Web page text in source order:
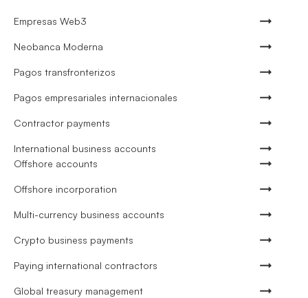
Empresas Web3
Neobanca Moderna
Pagos transfronterizos
Pagos empresariales internacionales
Contractor payments
International business accounts
Offshore accounts
Offshore incorporation
Multi-currency business accounts
Crypto business payments
Paying international contractors
Global treasury management